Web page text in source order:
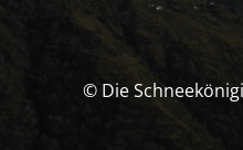
© Die